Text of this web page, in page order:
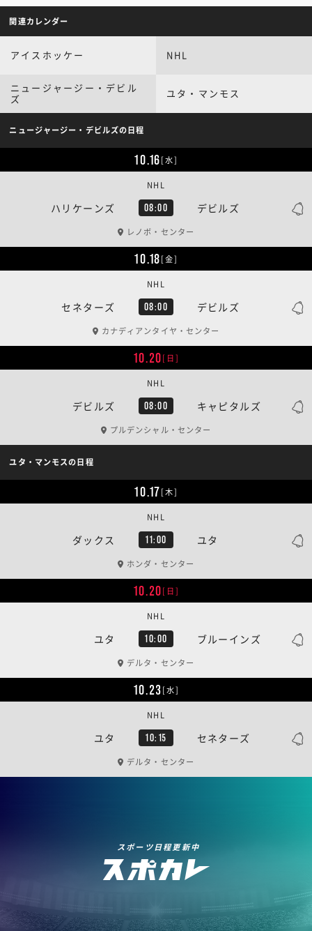
関連カレンダー
アイスホッケー NHL
ニュージャージー・デビル
ズ
ユタ・マンモス
ニュージャージー・デビルズの日程
10.16[水]
ハリケーンズ 08:00 デビルズ
NHL
レノボ・センター
10.18[金]
セネターズ 08:00 デビルズ
NHL
カナディアンタイヤ・センター
10.20[日]
デビルズ 08:00 キャピタルズ
NHL
プルデンシャル・センター
ユタ・マンモスの日程
10.17[木]
ダックス 11:00 ユタ
NHL
ホンダ・センター
10.20[日]
ユタ 10:00 ブルーインズ
NHL
デルタ・センター
10.23[水]
ユタ 10:15 セネターズ
NHL
デルタ・センター
スポーツ日程更新中